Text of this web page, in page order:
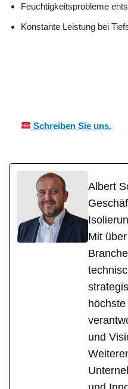
Feuchtigkeitsprobleme
Konstante Leistung bei
Schreiben Sie uns.
Albert
Mit
und